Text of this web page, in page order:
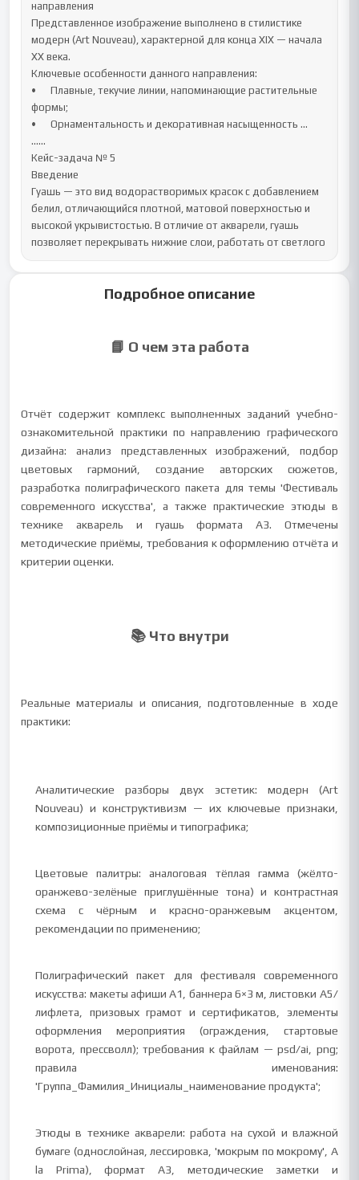
направления
Представленное изображение выполнено в стилистике
модерн (Art Nouveau), характерной для конца XIX — начала
XX века.
Ключевые особенности данного направления:
•	Плавные, текучие линии, напоминающие растительные
формы;
•	Орнаментальность и декоративная насыщенность ...
......
Кейс-задача № 5
Введение
Гуашь — это вид водорастворимых красок с добавлением
белил, отличающийся плотной, матовой поверхностью и
высокой укрывистостью. В отличие от акварели, гуашь
позволяет перекрывать нижние слои, работать от светлого
Подробное описание
📘 О чем эта работа
Отчёт содержит комплекс выполненных заданий учебно-
ознакомительной практики по направлению графического
дизайна: анализ представленных изображений, подбор
цветовых гармоний, создание авторских сюжетов,
разработка полиграфического пакета для темы 'Фестиваль
современного искусства', а также практические этюды в
технике акварель и гуашь формата A3. Отмечены
методические приёмы, требования к оформлению отчёта и
критерии оценки.
📚 Что внутри
Реальные материалы и описания, подготовленные в ходе
практики:
Аналитические разборы двух эстетик: модерн (Art
Nouveau) и конструктивизм — их ключевые признаки,
композиционные приёмы и типографика;
Цветовые палитры: аналоговая тёплая гамма (жёлто-
оранжево-зелёные приглушённые тона) и контрастная
схема с чёрным и красно-оранжевым акцентом,
рекомендации по применению;
Полиграфический пакет для фестиваля современного
искусства: макеты афиши A1, баннера 6×3 м, листовки A5/
лифлета, призовых грамот и сертификатов, элементы
оформления мероприятия (ограждения, стартовые
ворота, прессволл); требования к файлам — psd/ai, png;
правила именования:
'Группа_Фамилия_Инициалы_наименование продукта';
Этюды в технике акварели: работа на сухой и влажной
бумаге (однослойная, лессировка, 'мокрым по мокрому', A
la Prima), формат A3, методические заметки и